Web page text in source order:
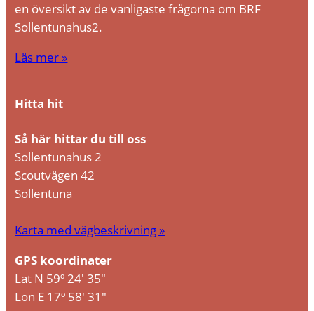
en översikt av de vanligaste frågorna om BRF
Sollentunahus2.
Läs mer »
Hitta hit
Så här hittar du till oss
Sollentunahus 2
Scoutvägen 42
Sollentuna
Karta med vägbeskrivning »
GPS koordinater
Lat N 59º 24′ 35″
Lon E 17º 58′ 31″